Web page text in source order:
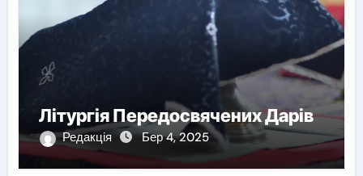
Літургія Передосвячених Дарів
Редакція Бер 4, 2025